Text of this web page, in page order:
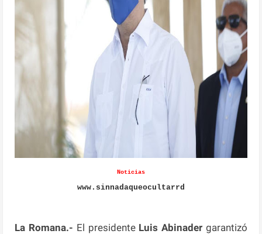
Noticias
www.sinnadaqueocultarrd
La Romana.- El presidente Luis Abinader garantizó